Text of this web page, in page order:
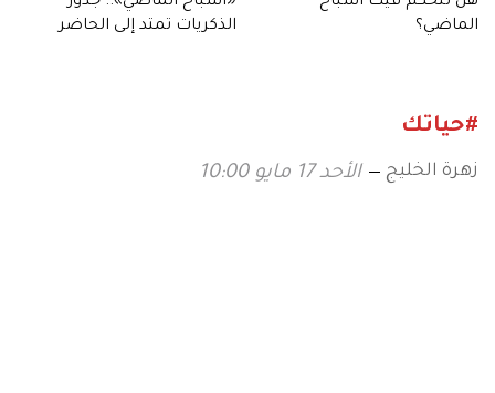
الماضي؟
الذكريات تمتد إلى الحاضر
#حياتك
زهرة الخليج الأحد 17 مايو 10:00